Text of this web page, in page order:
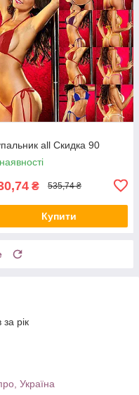
all Скидка 90
₴ 535,74 ₴
Купити
рік
Україна